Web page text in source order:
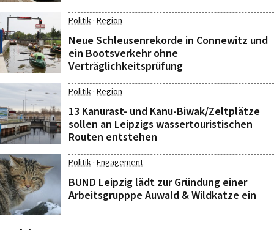
Politik· Region
Neue Schleusenrekorde in Connewitz und
ein Bootsverkehr ohne
Verträglichkeitsprüfung
Politik· Region
13 Kanurast- und Kanu-Biwak/Zeltplätze
sollen an Leipzigs wassertouristischen
Routen entstehen
Politik· Engagement
BUND Leipzig lädt zur Gründung einer
Arbeitsgrupppe Auwald & Wildkatze ein